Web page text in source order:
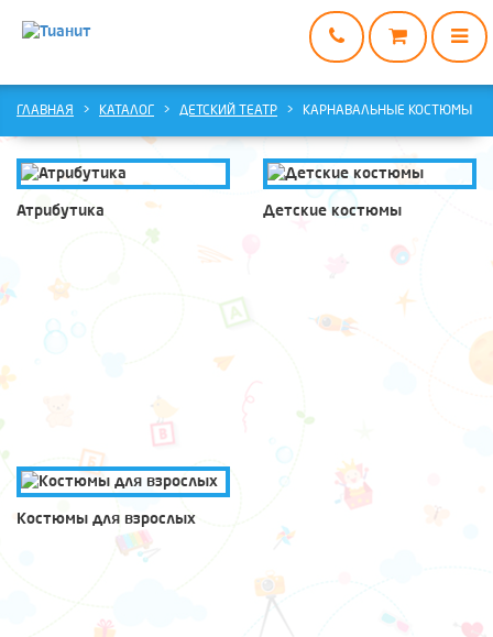
ГЛАВНАЯ
ОПЛАТА
ВАРИАНТЫ
СОТРУДНИЧЕСТВА
ГЛАВНАЯ КАТАЛОГ ДЕТСКИЙ ТЕАТР КАРНАВАЛЬНЫЕ КОСТЮМЫ
Атрибутика Детские костюмы
Костюмы для взрослых